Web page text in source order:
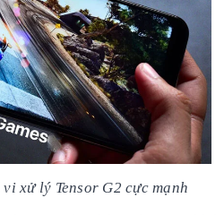
xử lý Tensor G2 cực mạnh